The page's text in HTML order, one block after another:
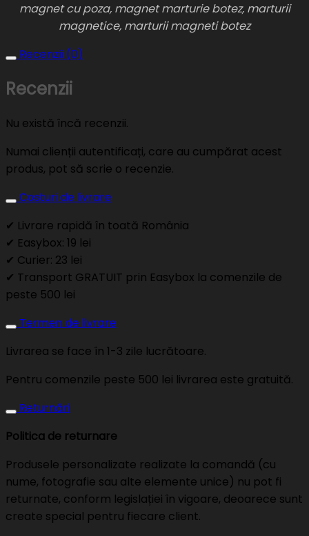
magnet cu poza, magnet marturie botez, marturii
magnetice, marturii magneti botez
Recenzii (0)
Recenzii
Nu există încă recenzii.
Numai clienții autentificați, care au cumpărat acest
produs, pot să scrie o recenzie.
Costuri de livrare
✔ Livrare rapidă în toată România
✔ Easybox: 19 lei
✔ Curier: 23 lei
✔ Transport GRATUIT prin Easybox la comenzile de
peste 500 lei
Termen de livrare
Livrarea se face în 1-3 zile lucrătoare.
Pentru comenzile peste 500 lei livrarea este gratuită.
Returnări
Politica de returnare
Produsele personalizate realizate la comandă (cu
nume, fotografie sau alte elemente unice) nu pot fi
returnate, conform legislației în vigoare, deoarece sunt
create special pentru fiecare client.